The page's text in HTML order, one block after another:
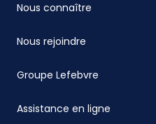
Nous connaître
Nous rejoindre
Groupe Lefebvre
Assistance en ligne